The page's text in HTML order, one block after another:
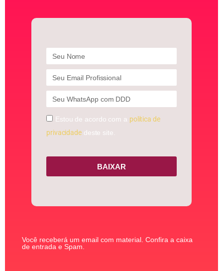
Estou de acordo com a política de
privacidadedeste site.
BAIXAR
Você receberá um email com material. Confira a caixa
de entrada e Spam.